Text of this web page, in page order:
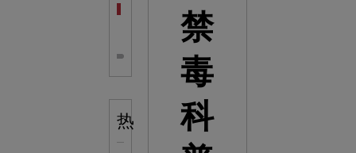
全息体验馆设计：打造身临其境的奇妙世界
热
禁
毒
科